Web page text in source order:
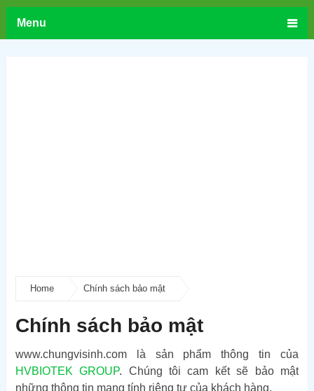
Menu
Home Chính sách bảo mật
Chính sách bảo mật
www.chungvisinh.com là sản phẩm thông tin của
HVBIOTEK GROUP. Chúng tôi cam kết sẽ bảo mật
những thông tin mang tính riêng tư của khách hàng.